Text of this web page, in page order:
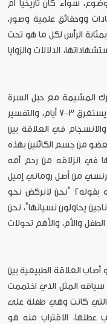
سواء كان تاريخيا أم
ووحقائق علمية وصور،
الرأس لكل ما هو تحت
الدلالات والزوايا
المشيمة مع حبل السرة
حتى يجفّان بعد الولادة من دون قطع وذلك يستغرق 3-7 أيام، والتفسير
في العلاقة بين
من جسم الكائنين بهذه
في انزلاقه من رحم أمه
من أصل روماني إميل
سيوران يحمل بعدا فلسفيا تشاؤميا كعادته بقوله2 "نحن لانركض نحو
يحاولون نسيانها"، نحن
والأم، والأهم تحولات
العلاقة الطبيعية بين
المثل الذي اختممت
التي كانت وهي طفلة على
الاقتراب منه هو